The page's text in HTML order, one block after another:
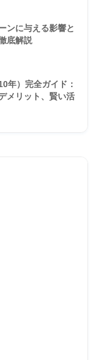
ンに与える影響と
底解説
年）完全ガイド：
メリット、賢い活